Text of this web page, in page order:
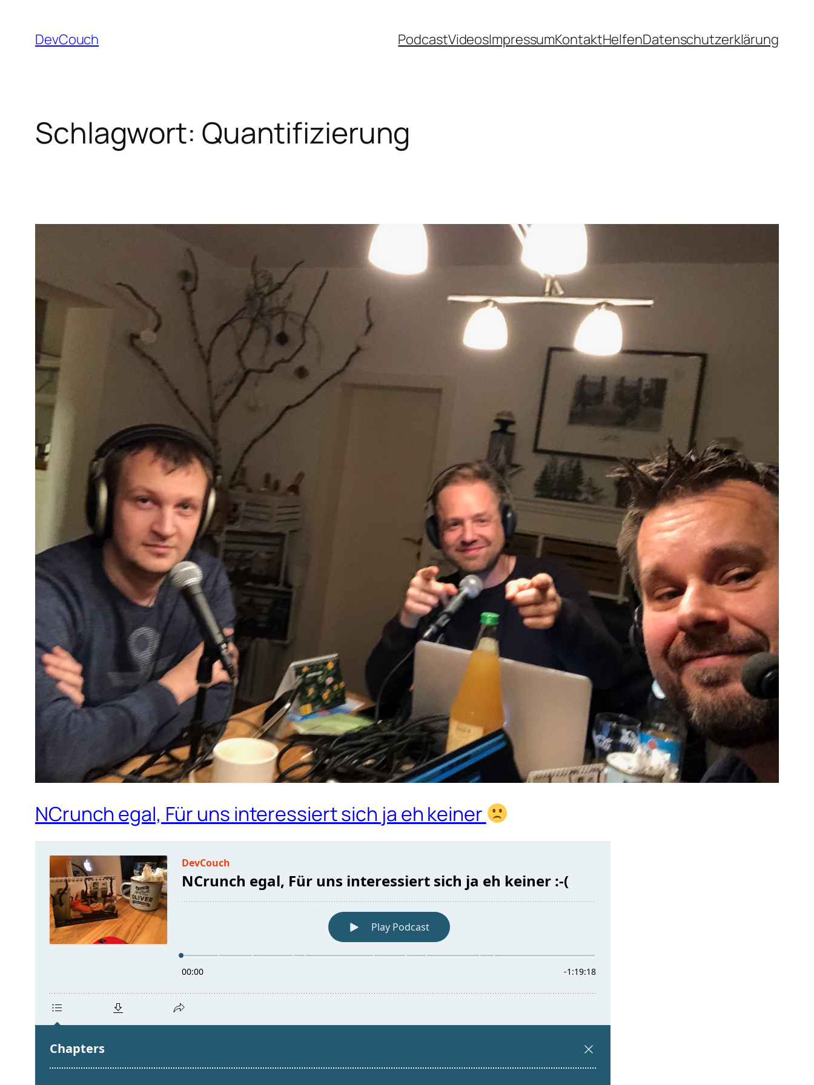
Inhalt
springen
DevCouch PodcastVideosImpressumKontaktHelfenDatenschutzerklärung
Schlagwort: Quantifizierung
NCrunch egal, Für uns interessiert sich ja eh keiner